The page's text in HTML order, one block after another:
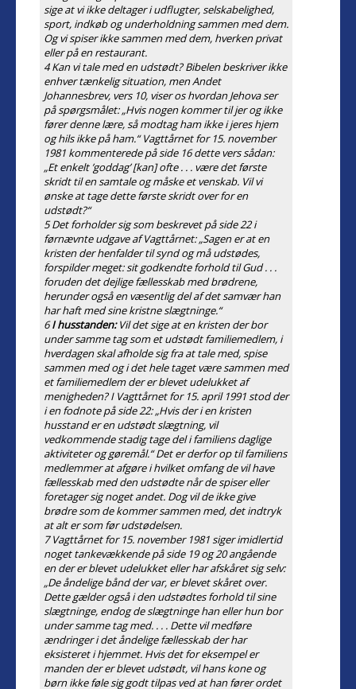
sige at vi ikke deltager i udflugter, selskabelighed,
sport, indkøb og underholdning sammen med dem.
Og vi spiser ikke sammen med dem, hverken privat
eller på en restaurant.
4 Kan vi tale med en udstødt? Bibelen beskriver ikke
enhver tænkelig situation, men Andet
Johannesbrev, vers 10, viser os hvordan Jehova ser
på spørgsmålet: „Hvis nogen kommer til jer og ikke
fører denne lære, så modtag ham ikke i jeres hjem
og hils ikke på ham.“ Vagttårnet for 15. november
1981 kommenterede på side 16 dette vers sådan:
„Et enkelt ’goddag’ [kan] ofte . . . være det første
skridt til en samtale og måske et venskab. Vil vi
ønske at tage dette første skridt over for en
udstødt?“
5 Det forholder sig som beskrevet på side 22 i
førnævnte udgave af Vagttårnet: „Sagen er at en
kristen der henfalder til synd og må udstødes,
forspilder meget: sit godkendte forhold til Gud . . .
foruden det dejlige fællesskab med brødrene,
herunder også en væsentlig del af det samvær han
har haft med sine kristne slægtninge.“
6I husstanden:Vil det sige at en kristen der bor
under samme tag som et udstødt familiemedlem, i
hverdagen skal afholde sig fra at tale med, spise
sammen med og i det hele taget være sammen med
et familiemedlem der er blevet udelukket af
menigheden? I Vagttårnet for 15. april 1991 stod der
i en fodnote på side 22: „Hvis der i en kristen
husstand er en udstødt slægtning, vil
vedkommende stadig tage del i familiens daglige
aktiviteter og gøremål.“ Det er derfor op til familiens
medlemmer at afgøre i hvilket omfang de vil have
fællesskab med den udstødte når de spiser eller
foretager sig noget andet. Dog vil de ikke give
brødre som de kommer sammen med, det indtryk
at alt er som før udstødelsen.
7 Vagttårnet for 15. november 1981 siger imidlertid
noget tankevækkende på side 19 og 20 angående
en der er blevet udelukket eller har afskåret sig selv:
„De åndelige bånd der var, er blevet skåret over.
Dette gælder også i den udstødtes forhold til sine
slægtninge, endog de slægtninge han eller hun bor
under samme tag med. . . . Dette vil medføre
ændringer i det åndelige fællesskab der har
eksisteret i hjemmet. Hvis det for eksempel er
manden der er blevet udstødt, vil hans kone og
børn ikke føle sig godt tilpas ved at han fører ordet